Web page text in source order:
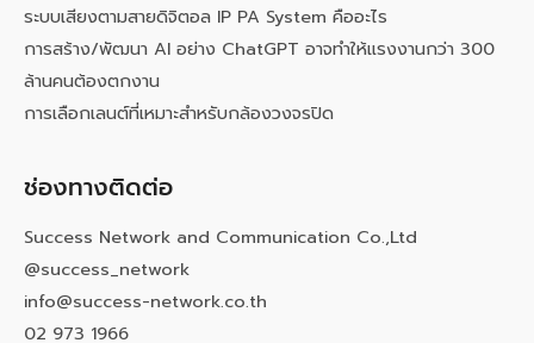
ระบบเสียงตามสายดิจิตอล IP PA System คืออะไร
การสร้าง/พัฒนา AI อย่าง ChatGPT อาจทำให้แรงงานกว่า 300
ล้านคนต้องตกงาน
การเลือกเลนต์ที่เหมาะสำหรับกล้องวงจรปิด
ช่องทางติดต่อ
Success Network and Communication Co.,Ltd
@success_network
info@success-network.co.th
02 973 1966